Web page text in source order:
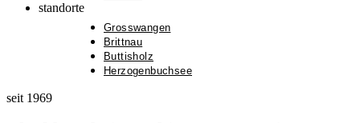
standorte
Grosswangen
Brittnau
Buttisholz
Herzogenbuchsee
seit 1969